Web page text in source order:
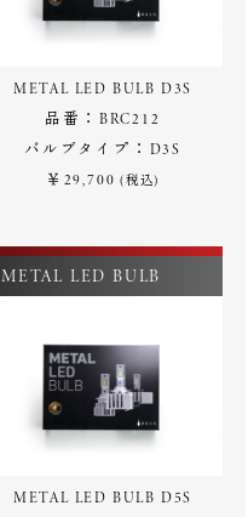
METAL LED BULB D3S
品番：BRC212
バルブタイプ：D3S
￥29,700(税込)
METAL LED BULB
METAL LED BULB D5S